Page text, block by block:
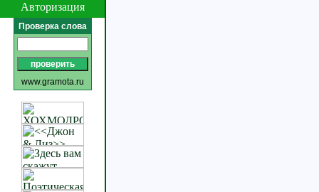
Авторизация
Проверка слова
www.gramota.ru